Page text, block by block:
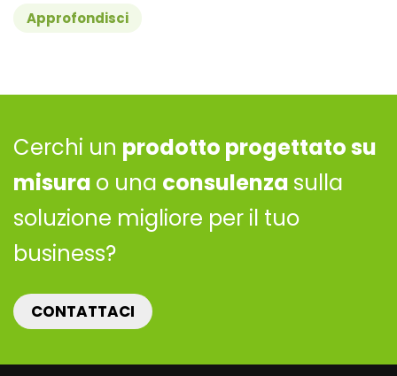
Approfondisci
Cerchi un prodotto progettato su
misura o una consulenza sulla
soluzione migliore per il tuo
business?
CONTATTACI